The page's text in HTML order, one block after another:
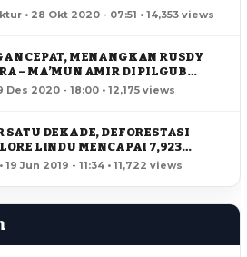
• 28 Okt 2020 - 07:51 • 14,353 views
CEPAT, MENANGKAN RUSDY
– MA’MUN AMIR DI PILGUB
Des 2020 - 18:00 • 12,175 views
SATU DEKADE, DEFORESTASI
LINDU MENCAPAI 7,923
Jun 2019 - 11:34 • 11,722 views